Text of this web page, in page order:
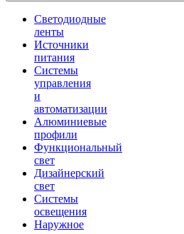
Светодиодные
ленты
Источники
питания
Системы
управления
и
автоматизации
Алюминиевые
профили
Функциональный
свет
Дизайнерский
свет
Системы
освещения
Наружное